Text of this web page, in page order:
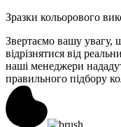
Зразки кольорового
Звертаємо вашу увагу,
відрізнятися від
наші менеджери
правильного підбору